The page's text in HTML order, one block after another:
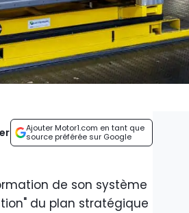
Ajouter Motor1.com en tant que
source préférée sur Google
de son système
du plan stratégique